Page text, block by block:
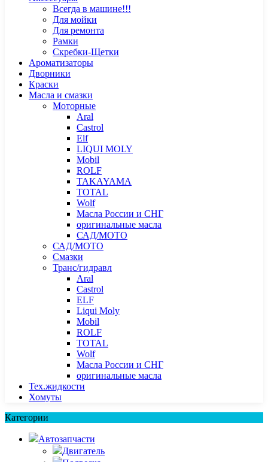
Всегда в машине!!!
Для мойки
Для ремонта
Рамки
Скребки-Щетки
Ароматизаторы
Дворники
Краски
Масла и смазки
Моторные
Aral
Castrol
Elf
LIQUI MOLY
Mobil
ROLF
TAKAYAMA
TOTAL
Wolf
Масла России и СНГ
оригинальные масла
САД/МОТО
САД/МОТО
Смазки
Транс/гидравл
Aral
Castrol
ELF
Liqui Moly
Mobil
ROLF
TOTAL
Wolf
Масла России и СНГ
оригинальные масла
Тех.жидкости
Хомуты
Категории
Автозапчасти
Двигатель